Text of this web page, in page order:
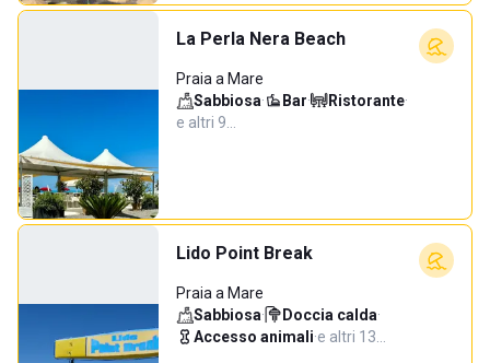
La Perla Nera Beach
Praia a Mare
Sabbiosa· Bar· Ristorante·
e altri 9…
Lido Point Break
Praia a Mare
Sabbiosa· Doccia calda·
Accesso animali·e altri 13…